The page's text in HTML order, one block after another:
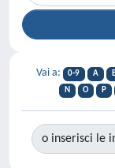
Vai a: 0-9 A
N
O P
o inserisci le